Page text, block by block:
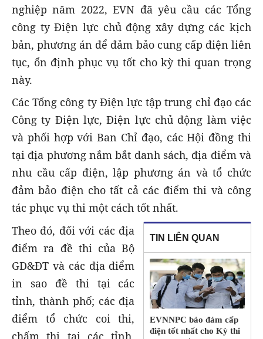
nghiệp năm 2022, EVN đã yêu cầu các Tổng
công ty Điện lực chủ động xây dựng các kịch
bản, phương án để đảm bảo cung cấp điện liên
tục, ổn định phục vụ tốt cho kỳ thi quan trọng
này.
Các Tổng công ty Điện lực tập trung chỉ đạo các
Công ty Điện lực, Điện lực chủ động làm việc
và phối hợp với Ban Chỉ đạo, các Hội đồng thi
tại địa phương nắm bắt danh sách, địa điểm và
nhu cầu cấp điện, lập phương án và tổ chức
đảm bảo điện cho tất cả các điểm thi và công
tác phục vụ thi một cách tốt nhất.
TIN LIÊN QUAN
EVNNPC bảo đảm cấp
điện tốt nhất cho Kỳ thi
Theo đó, đối với các địa
điểm ra đề thi của Bộ
GD&ĐT và các địa điểm
in sao đề thi tại các
tỉnh, thành phố; các địa
điểm tổ chức coi thi,
chấm thi tại các tỉnh,